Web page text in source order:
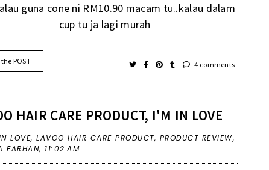
guna cone ni RM10.90 macam tu..kalau dalam
cup tu ja lagi murah
the POST 4 comments
HAIR CARE PRODUCT, I'M IN LOVE
LOVE,LAVOO HAIR CARE PRODUCT, PRODUCT REVIEW,
FARHAN, 11:02 AM